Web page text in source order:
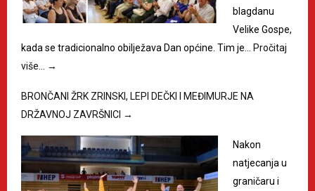
blagdanu
Velike Gospe,
kada se tradicionalno obilježava Dan općine. Tim je… Pročitaj
više… →
BRONČANI ŽRK ZRINSKI, LEPI DEČKI I MEĐIMURJE NA
DRŽAVNOJ ZAVRŠNICI →
Nakon
natjecanja u
graničaru i